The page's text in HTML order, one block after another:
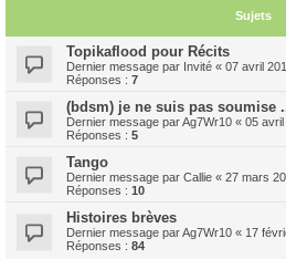
Sujets
Topikaflood pour Récits
Dernier message par Invité « 07 avril
Réponses : 7
(bdsm) je ne suis pas soumise
Dernier message parAg7Wr10 « 05 avril
Réponses : 5
Tango
Dernier message par Callie « 27 mars
Réponses : 10
Histoires brèves
Dernier message parAg7Wr10 « 17
Réponses : 84